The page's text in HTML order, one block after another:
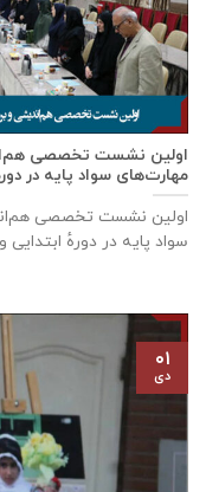
اولین نشست تخصصی
مهارت‌های سواد پایه در دورهٔ ابتدایی-
اولین نشست تخصصی
سواد پایه در دورهٔ ابتدایی
۰۱
دی